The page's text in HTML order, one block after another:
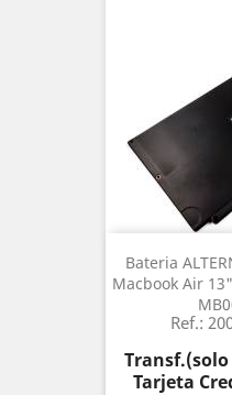
Bateria
Macbook Air
Ref.:
Precio
Transf.(solo
Tarjeta